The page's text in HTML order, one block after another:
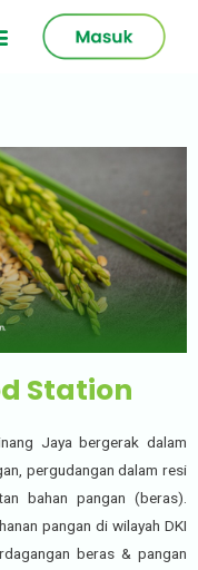
Station
Jaya bergerak dalam
pergudangan dalam resi
bahan pangan (beras).
pangan di wilayah DKI
beras & pangan